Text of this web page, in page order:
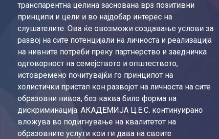
транспарентна целина заснована врз позитивни
принципи и цели и во најдобар интерес на
слушателите. Ова ќе овозможи создавање услови за
развој на сите потенцијали на личноста и реализација
на нивните потреби преку партнерство и заедничка
одговорност на семејството и општеството,
истовремено почитувајќи го принципот на
холистички пристап кон развојот на личноста на сите
образовни нивоа, без каква било форма на
дискриминација. АКАДЕМИЈА Ц.Е.С. континуирано
вложува во подигнување на квалитетот на
образовните услуги кои ги дава на своите